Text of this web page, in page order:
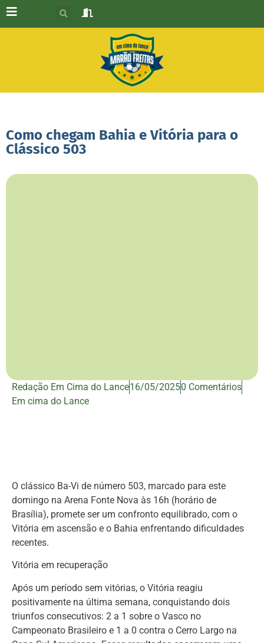
Como chegam Bahia e Vitória para o
Clássico 503
Redação Em Cima do Lance16/05/20250 Comentários
Em cima do Lance
O clássico Ba-Vi de número 503, marcado para este
domingo na Arena Fonte Nova às 16h (horário de
Brasília), promete ser um confronto equilibrado, com o
Vitória em ascensão e o Bahia enfrentando dificuldades
recentes.
Vitória em recuperação
Após um período sem vitórias, o Vitória reagiu
positivamente na última semana, conquistando dois
triunfos consecutivos: 2 a 1 sobre o Vasco no
Campeonato Brasileiro e 1 a 0 contra o Cerro Largo na